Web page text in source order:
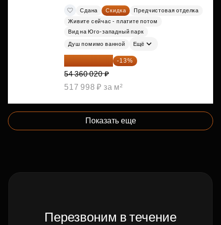
Сдана Скидка
Предчистовая отделка
Живите сейчас - платите потом
Вид на Юго-западный парк
Душ помимо ванной Ещё
47 293 217 ₽ -13%
54 360 020 ₽
517 998 ₽ за м²
Показать еще
Перезвоним в течение